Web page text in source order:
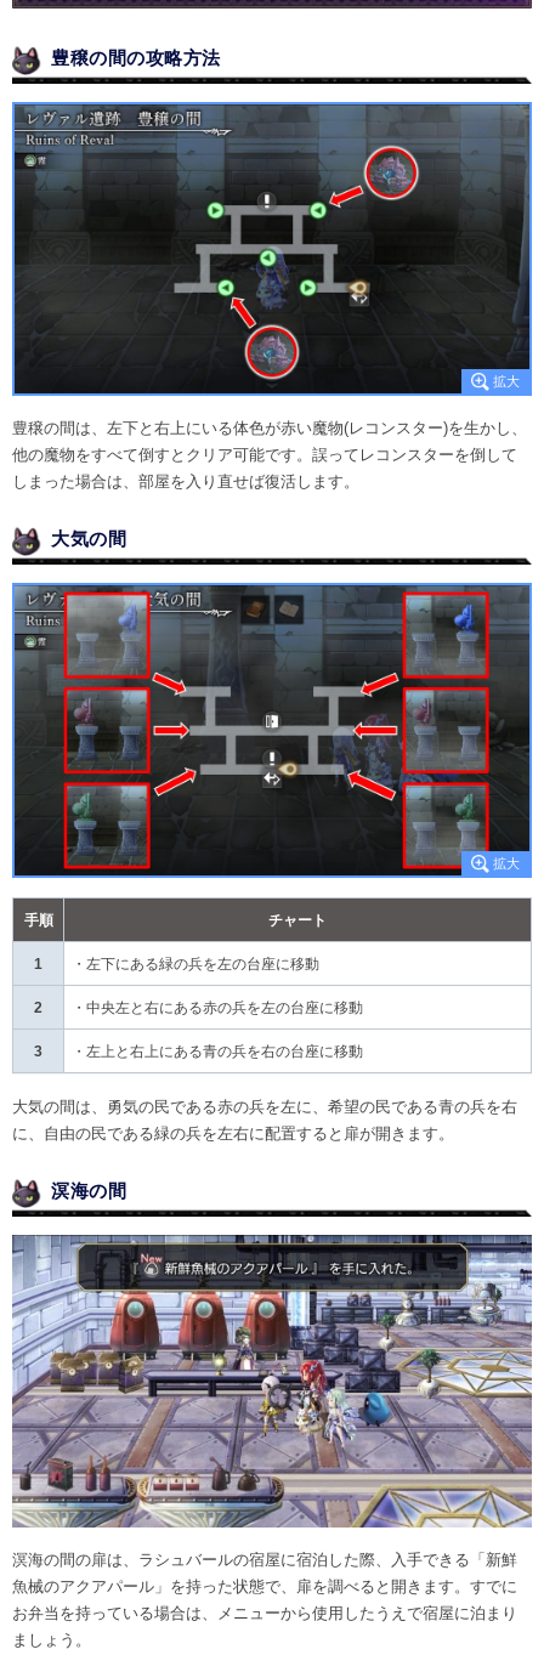
豊穣の間の攻略方法
豊穣の間は、左下と右上にいる体色が赤い魔物(レコンスター)を生かし、
他の魔物をすべて倒すとクリア可能です。誤ってレコンスターを倒して
しまった場合は、部屋を入り直せば復活します。
大気の間
手順 チャート
1 ・左下にある緑の兵を左の台座に移動
2 ・中央左と右にある赤の兵を左の台座に移動
3 ・左上と右上にある青の兵を右の台座に移動
大気の間は、勇気の民である赤の兵を左に、希望の民である青の兵を右
に、自由の民である緑の兵を左右に配置すると扉が開きます。
溟海の間
溟海の間の扉は、ラシュバールの宿屋に宿泊した際、入手できる「新鮮
魚械のアクアパール」を持った状態で、扉を調べると開きます。すでに
お弁当を持っている場合は、メニューから使用したうえで宿屋に泊まり
ましょう。